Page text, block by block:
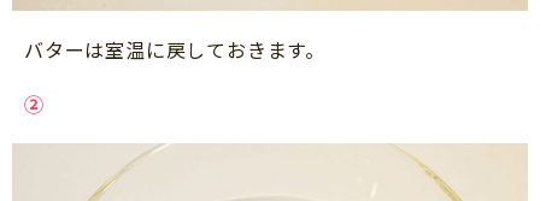
バターは室温に戻しておきます。
②